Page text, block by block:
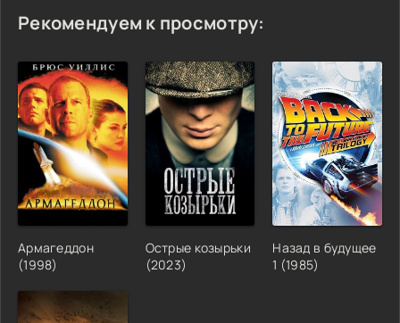
Рекомендуем к просмотру:
Армагеддон
(1998)
Острые козырьки
(2023)
Назад в будущее
1 (1985)